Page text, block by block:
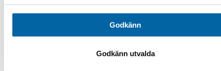
Godkänn
Godkänn utvalda
Fotpinnar & Fotstöd
Kapell ATV/SSV
Övriga vintertillbehör
Plogblad